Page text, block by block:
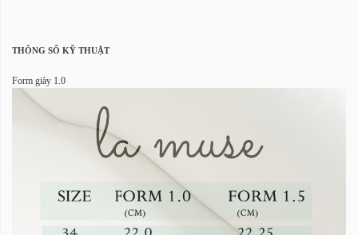
THÔNG SỐ KỸ THUẬT
Form giày 1.0